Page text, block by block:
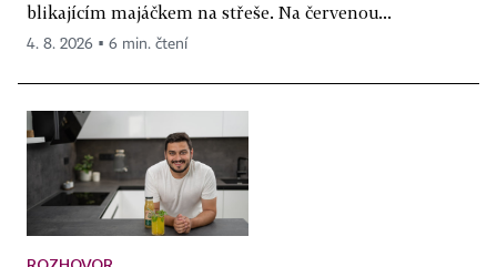
blikajícím majáčkem na střeše. Na červenou...
4. 8. 2026 ▪ 6 min. čtení